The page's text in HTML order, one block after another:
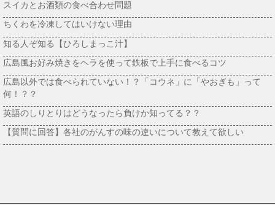
スイカとお酒類の食べ合わせ問題
ちくわを冷凍してはいけない理由
知る人ぞ知る【ひろしまっこ汁】
広島風お好み焼きをヘラを使って鉄板で上手に食べるコツ
広島以外では食べられていない！？「コウネ」に「やおぎも」って
何！？？
英語のしりとりはどうなったら負けか知ってる？？
【質問に回答】各社のがんすの味の違いについて教えて欲しい